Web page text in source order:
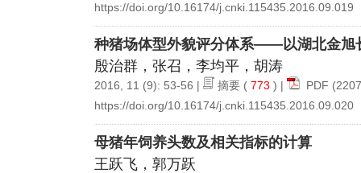
https://doi.org/10.16174/j.cnki.115435.2016.09.019
种猪场体型外貌评分体系——以湖北金旭
殷治群，张召，李均平，胡涛
2016, 11 (9): 53-56 | 摘要 ( 773 ) | PDF
https://doi.org/10.16174/j.cnki.115435.2016.09.020
母猪年饲养头数及相关指标的计算
王跃飞，郭万跃